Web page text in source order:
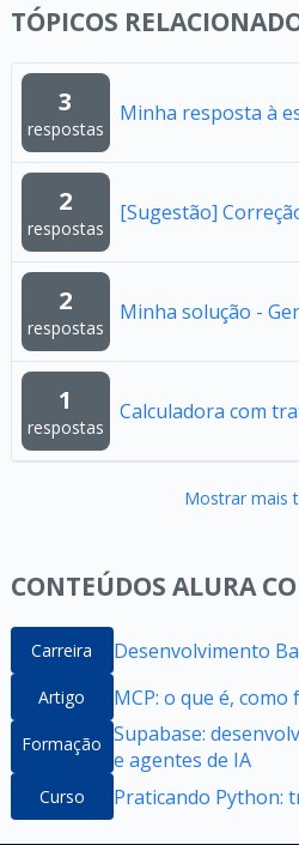
TÓPICOS
3
respostas
Minha resposta à
2
respostas
[Sugestão]
2
respostas
Minha solução -
1
respostas
Calculadora com
Mostrar mais
CONTEÚDOS ALURA
Carreira Desenvolvimento
Artigo MCP: o que é,
Formação Supabase:
e agentes de IA
Curso Praticando Python: